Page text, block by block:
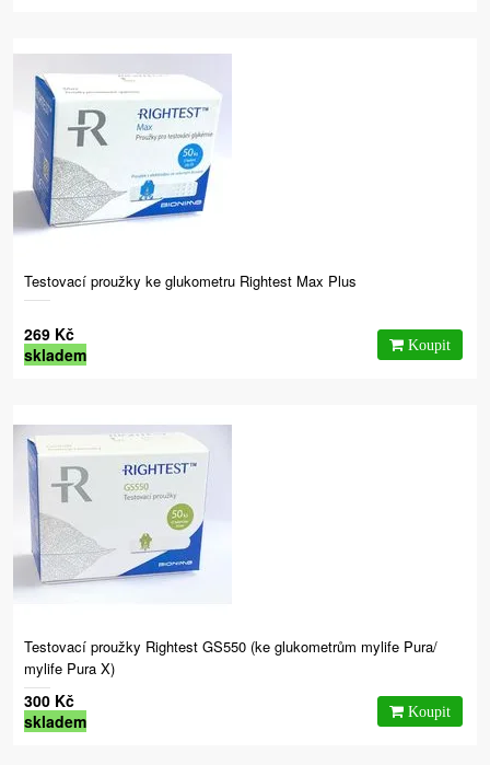
Testovací proužky ke glukometru Rightest Max Plus
269 Kč
skladem
Testovací proužky Rightest GS550 (ke glukometrům mylife Pura/
mylife Pura X)
300 Kč
skladem